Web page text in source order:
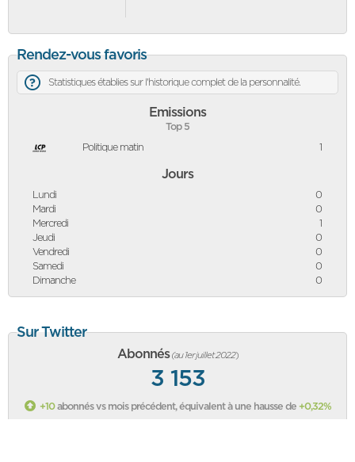
Rendez-vous favoris
Statistiques établies sur l'historique complet de la personnalité.
Emissions
Top 5
Politique matin
1
Jours
Lundi
0
Mardi
0
Mercredi
1
Jeudi
0
Vendredi
0
Samedi
0
Dimanche
0
Sur Twitter
Abonnés (au 1er juillet 2022)
3 153
+10abonnés vs mois précédent, équivalent à une hausse de +0,32%